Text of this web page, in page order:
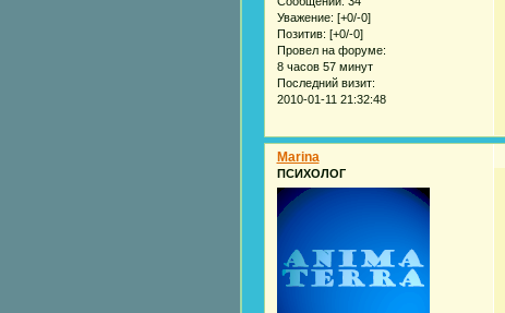
Уважение: [+0/-0]
Позитив: [+0/-0]
Провел на форуме:
8 часов 57 минут
Последний визит:
2010-01-11 21:32:48
Marina
ПСИХОЛОГ